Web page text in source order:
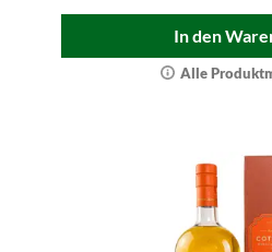
In den
Alle